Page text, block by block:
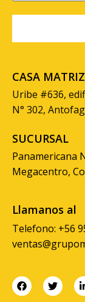
CASA MATRIZ
Uribe #636,
N° 302,
SUCURSAL
Panamericana
Megacentro,
Llamanos al
Telefono: +56